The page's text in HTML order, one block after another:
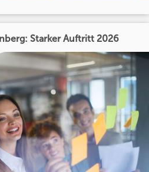
Starker Auftritt 2026